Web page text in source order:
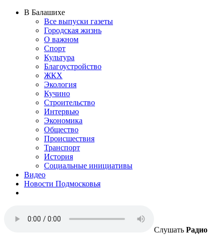
В Балашихе
Все выпуски газеты
Городская жизнь
О важном
Спорт
Культура
Благоустройство
ЖКХ
Экология
Кучино
Строительство
Интервью
Экономика
Общество
Происшествия
Транспорт
История
Социальные инициативы
Видео
Новости Подмосковья
Слушать Радио